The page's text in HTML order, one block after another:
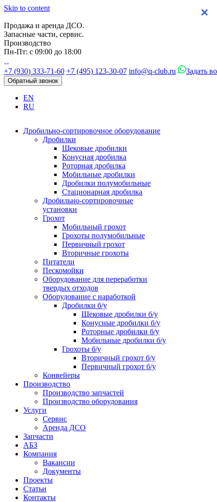
Skip to content
Продажа и аренда ДСО.
Запасные части, сервис.
Производство
Пн-Пт: с 09:00 до 18:00
+7 (930) 333-71-60 +7 (495) 123-30-07 info@q-club.ru Задать
Обратный звонок
EN
RU
Дробильно-сортировочное оборудование
Дробилки
Щековые дробилки
Конусная дробилка
Роторная дробилка
Мобильные дробилки
Дробилки полумобильные
Стационарная дробилка
Дробильно-сортировочные
установки
Грохот
Мобильный грохот
Грохоты полумобильные
Первичный грохот
Вторичные грохоты
Питатели
Пескомойки
Оборудование для переработки
твердых отходов
Оборудование с наработкой
Дробилки б/у
Щековые дробилки б/у
Конусные дробилки б/у
Роторные дробилки б/у
Мобильные дробилки б/у
Грохоты б/у
Вторичный грохот б/у
Первичный грохот б/у
Конвейеры
Производство
Производство запчастей
Производство оборудования
Услуги
Сервис
Аренда ДСО
Запчасти
АБЗ
Компания
Вакансии
Документы
Проекты
Статьи
Контакты
×
×
×
×